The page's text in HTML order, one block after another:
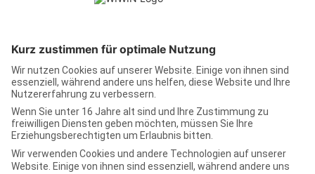
Vermögens- und Kapitalanlagen etc.) ausschließlich
Warnhinweis: Der Erwerb von Wertpapieren bzw.
Vermögensanlagen ist mit erheblichen Risiken
verbunden und kann zum vollständigen Verlust des
eingesetzten Vermögens führen. Der in Aussicht
niedriger ausfallen.